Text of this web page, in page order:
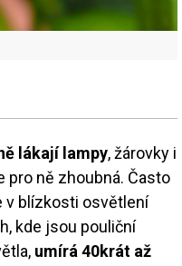
lákají lampy, žárovky i
pro ně zhoubná. Často
v blízkosti osvětlení
kde jsou pouliční
umírá 40krát až